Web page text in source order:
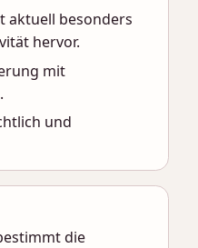
aktuell besonders
hervor.
mit
und
die